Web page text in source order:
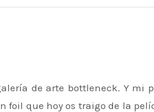
foil que hoy os traigo de la